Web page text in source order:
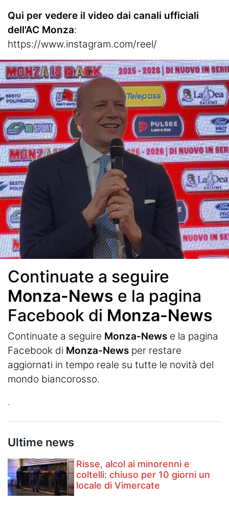
Qui per vedere il video dai canali ufficiali
dell'AC Monza:
https://www.instagram.com/reel/
Continuate a seguire
Monza-News e la pagina
Facebook di Monza-News
Continuate a seguire Monza-News e la pagina
Facebook di Monza-News per restare
aggiornati in tempo reale su tutte le novità del
mondo biancorosso.
.
Ultime news
Risse, alcol ai minorenni e
coltelli: chiuso per 10 giorni un
locale di Vimercate